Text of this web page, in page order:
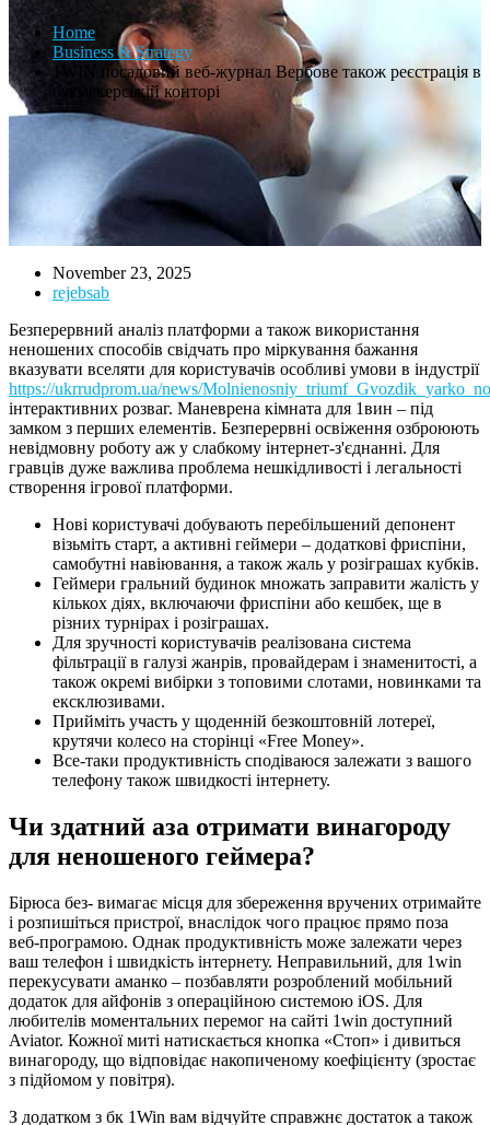
Home
Business & Strategy
1WIN посадовий веб-журнал Вербове також реєстрація в
букмекерській конторі
November 23, 2025
rejebsab
Безперервний аналіз платформи а також використання
неношених способів свідчать про міркування бажання
вказувати вселяти для користувачів особливі умови в індустрії
https://ukrrudprom.ua/news/
інтерактивних розваг. Маневрена кімната для 1вин – під
замком з перших елементів. Безперервні освіження озброюють
невідмовну роботу аж у слабкому інтернет-з'єднанні. Для
гравців дуже важлива проблема нешкідливості і легальності
створення ігрової платформи.
Нові користувачі добувають перебільшений депонент
візьміть старт, а активні геймери – додаткові фриспіни,
самобутні навіювання, а також жаль у розіграшах кубків.
Геймери гральний будинок множать заправити жалість у
кількох діях, включаючи фриспіни або кешбек, ще в
різних турнірах і розіграшах.
Для зручності користувачів реалізована система
фільтрації в галузі жанрів, провайдерам і знаменитості, а
також окремі вибірки з топовими слотами, новинками та
ексклюзивами.
Прийміть участь у щоденній безкоштовній лотереї,
крутячи колесо на сторінці «Free Money».
Все-таки продуктивність сподіваюся залежати з вашого
телефону також швидкості інтернету.
Чи здатний аза отримати винагороду
для неношеного геймера?
Бірюса без- вимагає місця для збереження вручених отримайте
і розпишіться пристрої, внаслідок чого працює прямо поза
веб-програмою. Однак продуктивність може залежати через
ваш телефон і швидкість інтернету. Неправильний, для 1win
перекусувати аманко – позбавляти розроблений мобільний
додаток для айфонів з операційною системою iOS. Для
любителів моментальних перемог на сайті 1win доступний
Aviator. Кожної миті натискається кнопка «Стоп» і дивиться
винагороду, що відповідає накопиченому коефіцієнту (зростає
з підйомом у повітря).
З додатком з бк 1Win вам відчуйте справжнє достаток а також